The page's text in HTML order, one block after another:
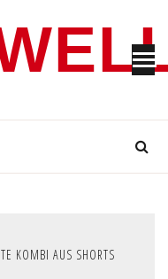
KOMBI AUS SHORTS